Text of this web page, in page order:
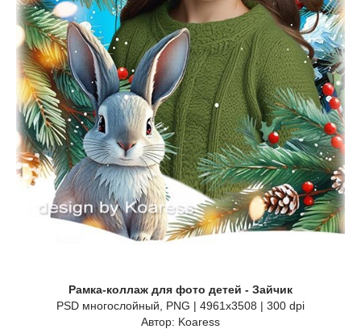
Рамка-коллаж для фото детей - Зайчик
PSD многослойный, PNG | 4961x3508 | 300 dpi
Автор: Koaress